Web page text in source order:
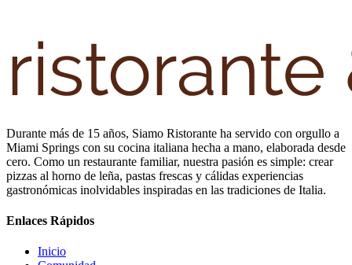
Durante más de 15 años, Siamo Ristorante ha servido con orgullo a
Miami Springs con su cocina italiana hecha a mano, elaborada desde
cero. Como un restaurante familiar, nuestra pasión es simple: crear
pizzas al horno de leña, pastas frescas y cálidas experiencias
gastronómicas inolvidables inspiradas en las tradiciones de Italia.
Enlaces Rápidos
Inicio